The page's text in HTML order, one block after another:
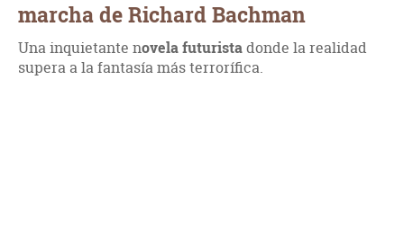
marcha de Richard Bachman
Una inquietante novela futuristadonde la realidad
supera a la fantasía más terrorífica.